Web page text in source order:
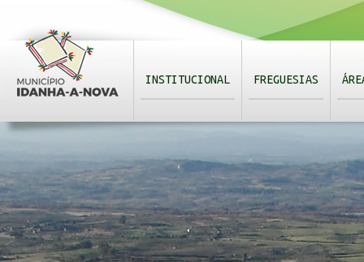
INSTITUCIONAL FREGUESIAS